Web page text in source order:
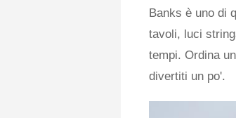
Banks è uno di
tavoli, luci
tempi. Ordina
divertiti un po'.